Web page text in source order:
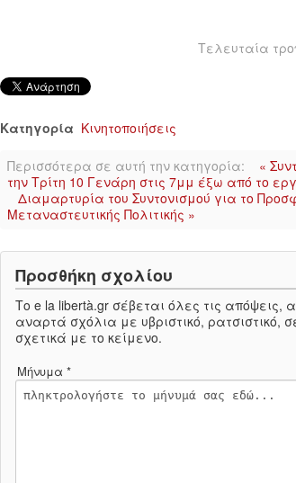
Τελευταία
Κατηγορία Κινητοποιήσεις
Περισσότερα σε αυτή την κατηγορία:
«
την Τρίτη 10 Γενάρη στις 7μμ έξω από το
Διαμαρτυρία του Συντονισμού για το
Μεταναστευτικής Πολιτικής »
Προσθήκη σχολίου
Το e la libertà.gr σέβεται όλες τις απόψεις,
αναρτά σχόλια με υβριστικό, ρατσιστικό,
σχετικά με το κείμενο.
Μήνυμα *